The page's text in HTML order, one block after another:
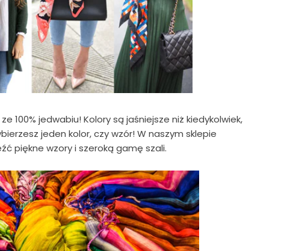
100% jedwabiu! Kolory są jaśniejsze niż kiedykolwiek,
jeden kolor, czy wzór! W naszym sklepie
piękne wzory i szeroką gamę szali.